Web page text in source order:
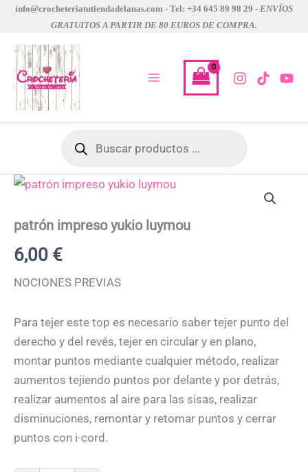
contenido
info@crocheteriatutiendadelanas.com - Tel: +34 645 89 98 29 - ENVÍOS
GRATUITOS A PARTIR DE 80 EUROS DE COMPRA.
productos
patrón impreso yukio luymou
6,00 €
NOCIONES PREVIAS
Para tejer este top es necesario saber tejer punto del
derecho y del revés, tejer en circular y en plano,
montar puntos mediante cualquier método, realizar
aumentos tejiendo puntos por delante y por detrás,
realizar aumentos al aire para las sisas, realizar
disminuciones, remontar y retomar puntos y cerrar
puntos con i-cord.
patrón
luymou
cantidad